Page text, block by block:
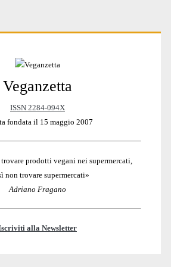
Veganzetta
ISSN 2284-094X
fondata il 15 maggio 2007
prodotti vegani nei supermercati,
non trovare supermercati»
Adriano Fragano
alla Newsletter